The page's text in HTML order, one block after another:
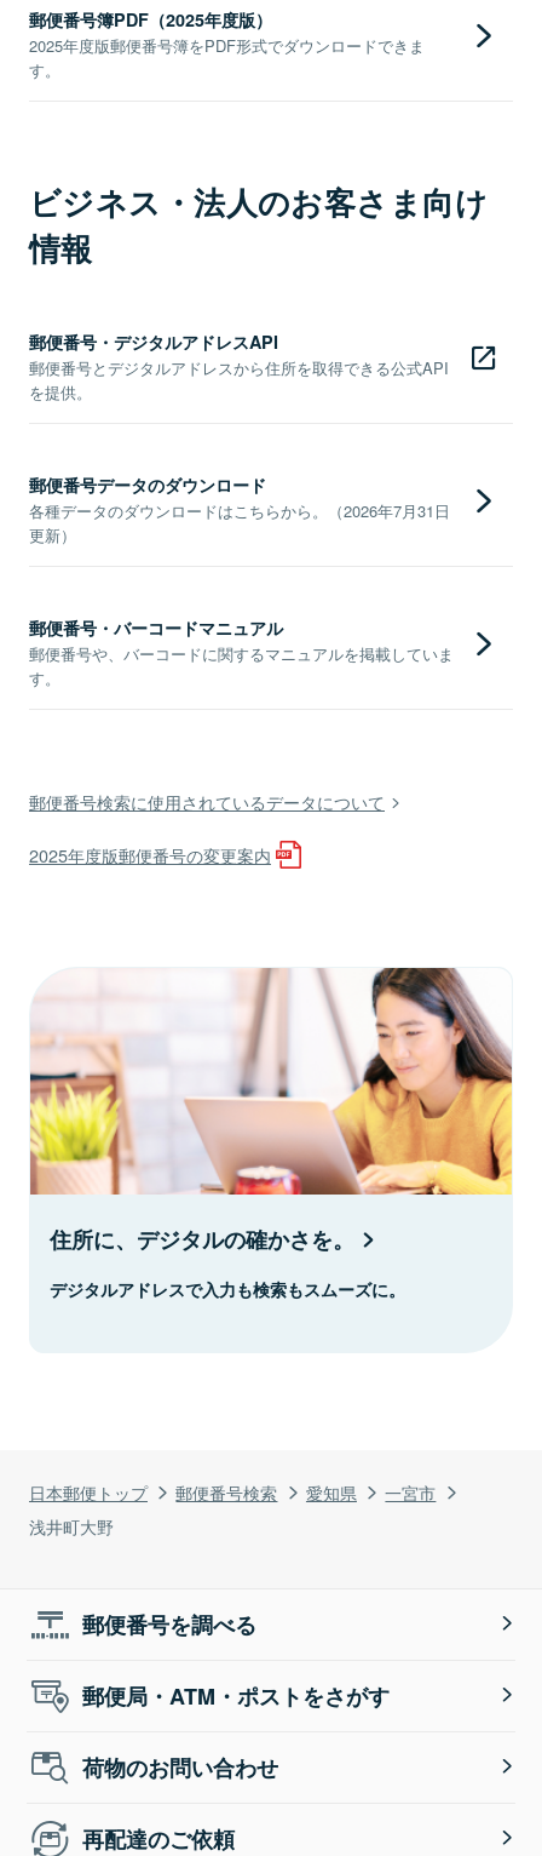
日本郵便トップ 郵便番号検索 愛知県
一宮市
浅井町大野
郵便番号簿PDF（2025年度版）
2025年度版郵便番号簿をPDF形式でダウンロードできま
す。
ビジネス・法人のお客さま向け
情報
郵便番号・デジタルアドレスAPI
郵便番号とデジタルアドレスから住所を取得できる公式API
を提供。
郵便番号データのダウンロード
各種データのダウンロードはこちらから。（2026年7月31日
更新）
郵便番号・バーコードマニュアル
郵便番号や、バーコードに関するマニュアルを掲載していま
す。
郵便番号検索に使用されているデータについて
2025年度版郵便番号の変更案内
住所に、デジタルの確かさを。
デジタルアドレスで入力も検索もスムーズに。
郵便番号を調べる
郵便局・ATM・ポストをさがす
荷物のお問い合わせ
再配達のご依頼